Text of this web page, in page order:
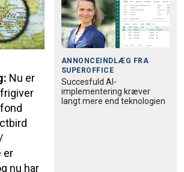
Nu er
er
nu har
ANNONCEINDLÆG FRA
SUPEROFFICE
Succesfuld AI-
implementering kræver
langt mere end teknologien